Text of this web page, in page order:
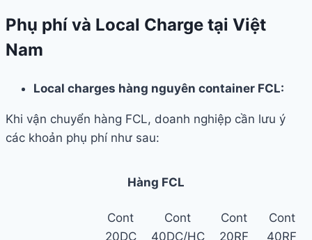
Phụ phí và Local Charge tại Việt
Nam
Local charges hàng nguyên container FCL:
Khi vận chuyển hàng FCL, doanh nghiệp cần lưu ý
các khoản phụ phí như sau:
Hàng FCL
Cont
20DC
Cont
40DC/HC
Cont
20RF
Cont
40RF